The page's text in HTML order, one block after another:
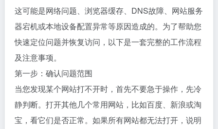
这可能是网络问题、浏览器缓存、DNS故障、网站服务
器宕机或本地设备配置异常等原因造成的。为了帮助您
快速定位问题并恢复访问，以下是一套完整的工作流程
及注意事项。
第一步：确认问题范围
当您发现某个网站打不开时，首先不要急于操作，先冷
静判断。打开其他几个常用网站，比如百度、新浪或淘
宝，看它们是否正常。如果所有网站都无法打开，说明